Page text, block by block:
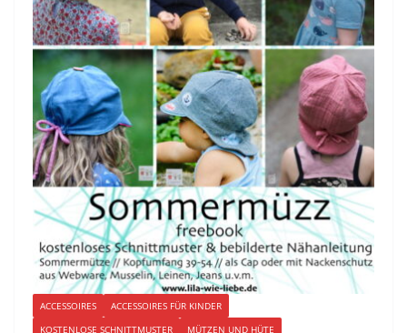
ACCESSOIRES
ACCESSOIRES FÜR KINDER
KOSTENLOSE SCHNITTMUSTER
MÜTZEN UND HÜTE